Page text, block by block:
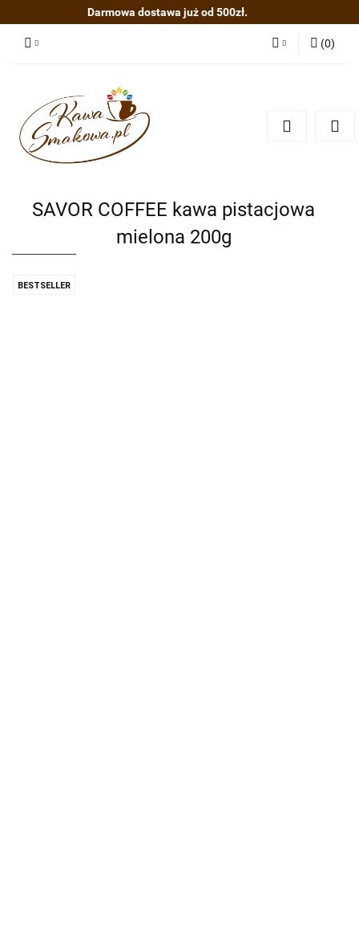
Darmowa dostawa już od 500zł.
Dodaj zgłoszenie
(0)
SAVOR COFFEE kawa pistacjowa
mielona 200g
BESTSELLER